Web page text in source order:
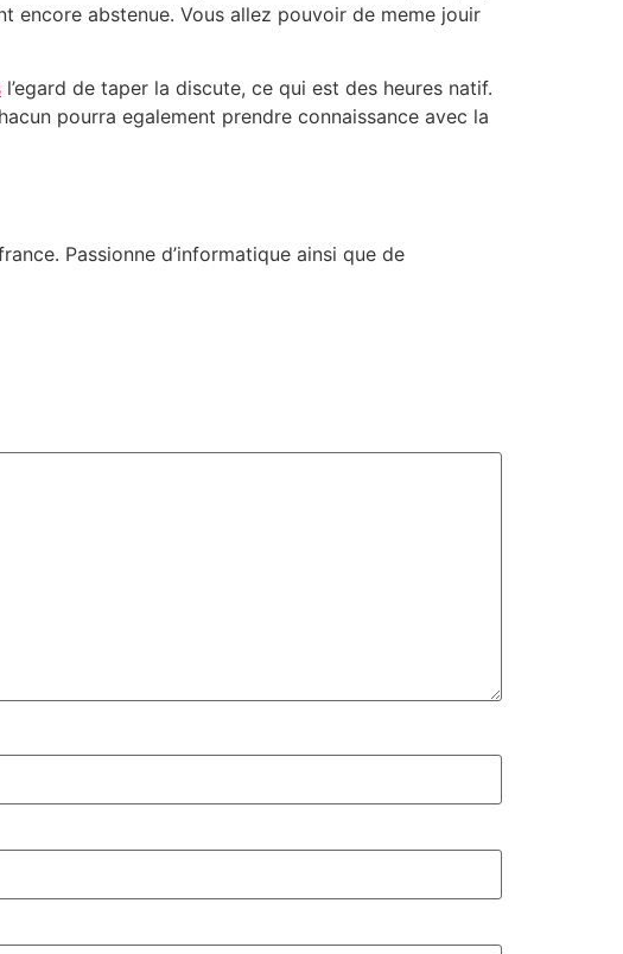
encore abstenue. Vous allez pouvoir de meme jouir
l’egard de taper la discute, ce qui est des heures natif.
pourra egalement prendre connaissance avec la
Passionne d’informatique ainsi que de